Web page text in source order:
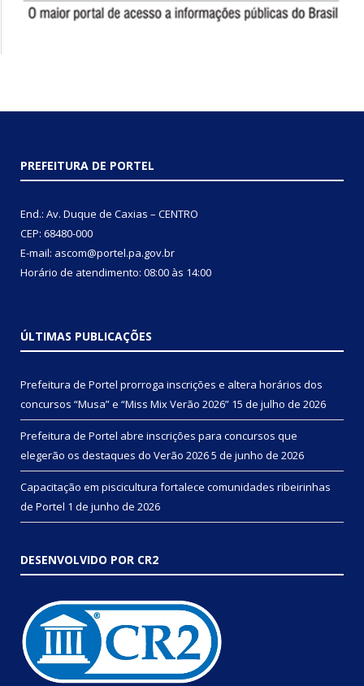
PREFEITURA DE PORTEL
End.: Av. Duque de Caxias – CENTRO
CEP: 68480-000
E-mail: ascom@portel.pa.gov.br
Horário de atendimento: 08:00 às 14:00
ÚLTIMAS PUBLICAÇÕES
Prefeitura de Portel prorroga inscrições e altera horários dos
concursos “Musa” e “Miss Mix Verão 2026” 15 de julho de 2026
Prefeitura de Portel abre inscrições para concursos que
elegerão os destaques do Verão 20265 de junho de 2026
Capacitação em piscicultura fortalece comunidades ribeirinhas
de Portel 1 de junho de 2026
DESENVOLVIDO POR CR2